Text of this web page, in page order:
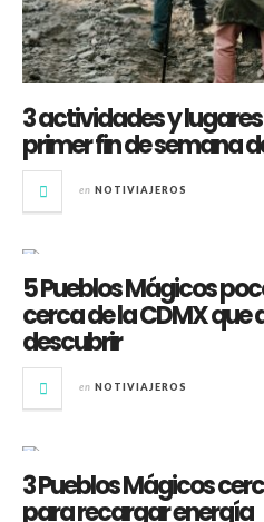
3 actividades y
primer fin de semana
en NOTIVIAJEROS
5 Pueblos Mágicos
cerca de la CDMX que
descubrir
en NOTIVIAJEROS
3 Pueblos Mágicos
para recargar energía